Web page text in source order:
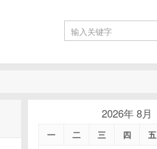
2026年 8月
一 二 三 四 五